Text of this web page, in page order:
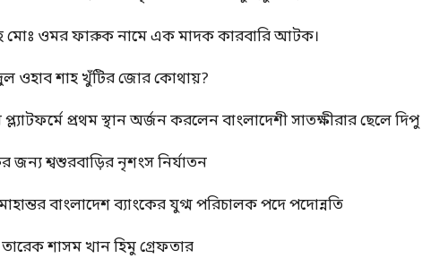
মোঃ ওমর ফারুক নামে এক মাদক কারবারি আটক।
ওহাব শাহ খুঁটির জোর কোথায়?
প্রথম স্থান অর্জন করলেন বাংলাদেশী সাতক্ষীরার ছেলে দিপু
জন্য শ্বশুরবাড়ির নৃশংস নির্যাতন
বাংলাদেশ ব্যাংকের যুগ্ম পরিচালক পদে পদোন্নতি
শাসম খান হিমু গ্রেফতার